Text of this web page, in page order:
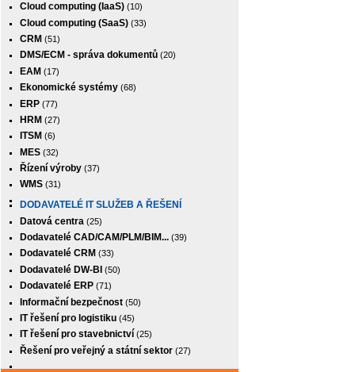
Cloud computing (IaaS) (10)
Cloud computing (SaaS) (33)
CRM (51)
DMS/ECM - správa dokumentů (20)
EAM (17)
Ekonomické systémy (68)
ERP (77)
HRM (27)
ITSM (6)
MES (32)
Řízení výroby (37)
WMS (31)
DODAVATELÉ IT SLUŽEB A ŘEŠENÍ
Datová centra (25)
Dodavatelé CAD/CAM/PLM/BIM... (39)
Dodavatelé CRM (33)
Dodavatelé DW-BI (50)
Dodavatelé ERP (71)
Informační bezpečnost (50)
IT řešení pro logistiku (45)
IT řešení pro stavebnictví (25)
Řešení pro veřejný a státní sektor (27)